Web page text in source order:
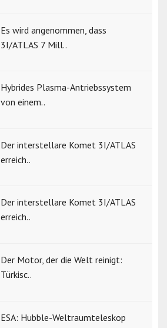
Es wird angenommen, dass
3I/ATLAS 7 Mill..
Hybrides Plasma-Antriebssystem
von einem..
Der interstellare Komet 3I/ATLAS
erreich..
Der interstellare Komet 3I/ATLAS
erreich..
Der Motor, der die Welt reinigt:
Türkisc..
ESA: Hubble-Weltraumteleskop